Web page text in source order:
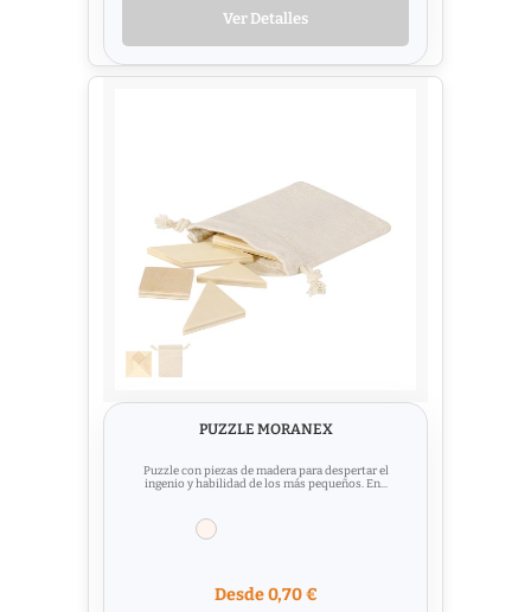
Ver Detalles
PUZZLE MORANEX
Puzzle con piezas de madera para despertar el
ingenio y habilidad de los más pequeños. En...
Desde 0,70 €